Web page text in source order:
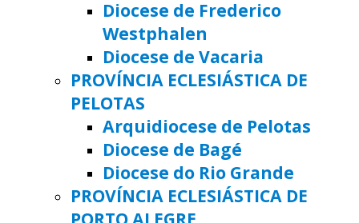
Diocese de Frederico
Westphalen
Diocese de Vacaria
PROVÍNCIA ECLESIÁSTICA DE
PELOTAS
Arquidiocese de Pelotas
Diocese de Bagé
Diocese do Rio Grande
PROVÍNCIA ECLESIÁSTICA DE